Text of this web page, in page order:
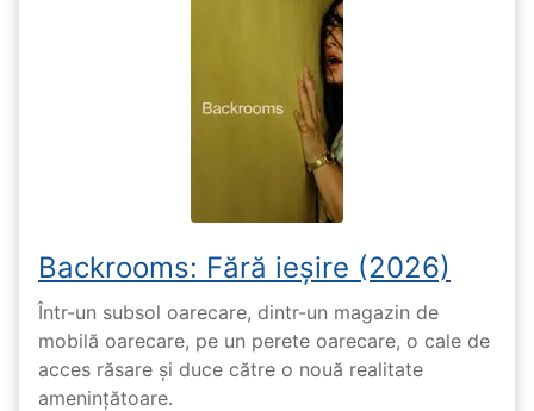
Backrooms: Fără ieșire (2026)
Într-un subsol oarecare, dintr-un magazin de
mobilă oarecare, pe un perete oarecare, o cale de
acces răsare și duce către o nouă realitate
amenințătoare.